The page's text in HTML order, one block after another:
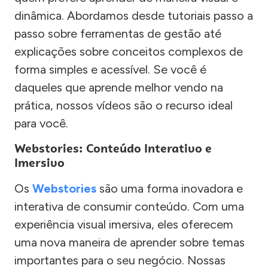
dinâmica. Abordamos desde tutoriais passo a
passo sobre ferramentas de gestão até
explicações sobre conceitos complexos de
forma simples e acessível. Se você é
daqueles que aprende melhor vendo na
prática, nossos vídeos são o recurso ideal
para você.
Webstories: Conteúdo Interativo e
Imersivo
Os Webstories são uma forma inovadora e
interativa de consumir conteúdo. Com uma
experiência visual imersiva, eles oferecem
uma nova maneira de aprender sobre temas
importantes para o seu negócio. Nossas